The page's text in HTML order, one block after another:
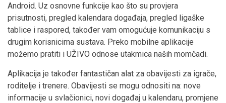
Android. Uz osnovne funkcije kao što su provjera
prisutnosti, pregled kalendara događaja, pregled ligaške
tablice i raspored, također vam omogućuje komunikaciju s
drugim korisnicima sustava. Preko mobilne aplikacije
možemo pratiti i UŽIVO odnose utakmica naših momčadi.
Aplikacija je također fantastičan alat za obavijesti za igrače,
roditelje i trenere. Obavijesti se mogu odnositi na: nove
informacije u svlačionici, novi događaj u kalendaru, promjene